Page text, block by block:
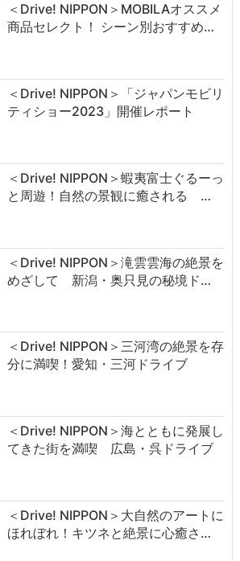
＜Drive! NIPPON＞MOBILAオススメ
商品セレクト！ シーン別おすすめ…
＜Drive! NIPPON＞「ジャパンモビリ
ティショー2023」開催レポート
＜Drive! NIPPON＞蝦夷富士ぐるーっ
と周遊！自然の景観に癒される …
＜Drive! NIPPON＞滝雲雲海の絶景を
めざして 新潟・奥只見の秘境ド…
＜Drive! NIPPON＞三河湾の絶景を存
分に満喫！愛知・三河ドライブ
＜Drive! NIPPON＞海とともに発展し
てきた街を満喫 広島・呉ドライブ
＜Drive! NIPPON＞大自然のアートに
ほれぼれ！キツネと絶景に心癒さ…